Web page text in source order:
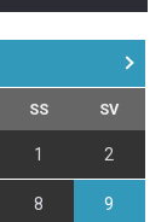
SS SV
1 2
8 9